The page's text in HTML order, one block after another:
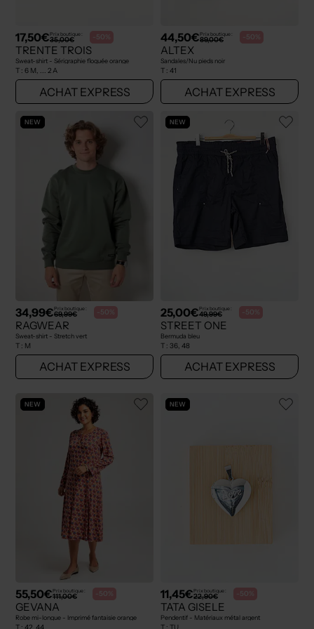
17,50€Prix boutique :
35,00€ -50%
TRENTE TROIS
Sweat-shirt - Sérigraphie floquée orange
T : 6 M, ... 2 A
ACHAT EXPRESS
44,50€Prix boutique :
89,00€ -50%
ALTEX
Sandales/Nu pieds noir
T : 41
ACHAT EXPRESS
NEW
34,99€Prix boutique :
69,99€ -50%
RAGWEAR
Sweat-shirt - Stretch vert
T : M
ACHAT EXPRESS
NEW
25,00€Prix boutique :
49,99€ -50%
STREET ONE
Bermuda bleu
T : 36, 48
ACHAT EXPRESS
NEW
55,50€Prix boutique :
111,00€ -50%
GEVANA
Robe mi-longue - Imprimé fantaisie orange
NEW
11,45€Prix boutique :
22,90€ -50%
TATA GISELE
Pendentif - Matériaux métal argent